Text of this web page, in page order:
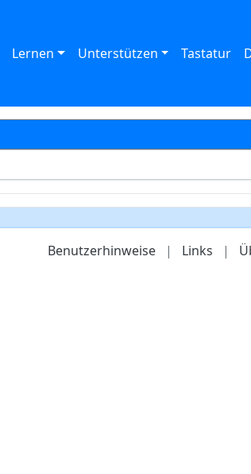
Lernen Unterstützen Tastatur
Benutzerhinweise | Links |